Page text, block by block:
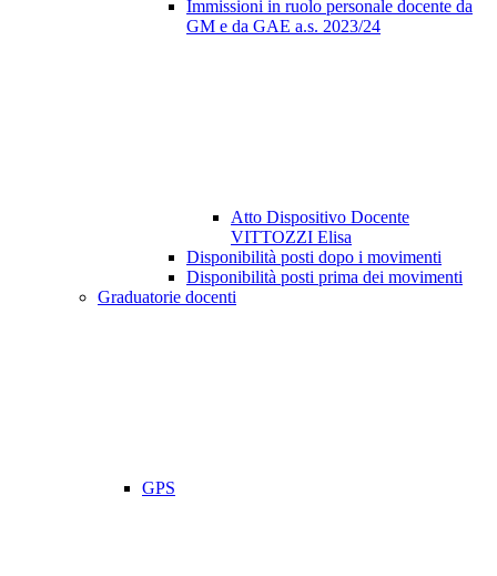
Immissioni in ruolo personale docente da
GM e da GAE a.s. 2023/24
Atto Dispositivo Docente
VITTOZZI Elisa
Disponibilità posti dopo i movimenti
Disponibilità posti prima dei movimenti
Graduatorie docenti
GPS